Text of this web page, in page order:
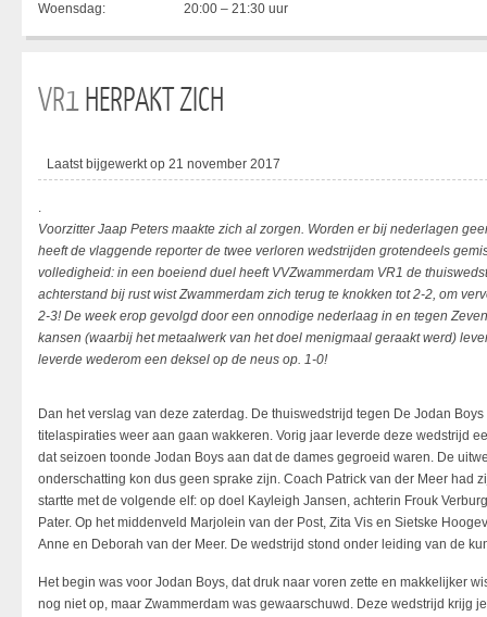
Woensdag:
20:00 – 21:30 uur
VR1 HERPAKT ZICH
Laatst bijgewerkt op 21 november 2017
.
Voorzitter Jaap Peters maakte zich al zorgen. Worden er bij nederlagen
heeft de vlaggende reporter de twee verloren wedstrijden grotendeels
volledigheid: in een boeiend duel heeft VVZwammerdam VR1 de
achterstand bij rust wist Zwammerdam zich terug te knokken tot 2-2, om
2-3! De week erop gevolgd door een onnodige nederlaag in en tegen
kansen (waarbij het metaalwerk van het doel menigmaal geraakt werd)
leverde wederom een deksel op de neus op. 1-0!
Dan het verslag van deze zaterdag. De thuiswedstrijd tegen De Jodan
titelaspiraties weer aan gaan wakkeren. Vorig jaar leverde deze wedstrijd
dat seizoen toonde Jodan Boys aan dat de dames gegroeid waren. De
onderschatting kon dus geen sprake zijn. Coach Patrick van der Meer had
startte met de volgende elf: op doel Kayleigh Jansen, achterin Frouk
Pater. Op het middenveld Marjolein van der Post, Zita Vis en Sietske
Anne en Deborah van der Meer. De wedstrijd stond onder leiding van de
Het begin was voor Jodan Boys, dat druk naar voren zette en makkelijker
nog niet op, maar Zwammerdam was gewaarschuwd. Deze wedstrijd krijg